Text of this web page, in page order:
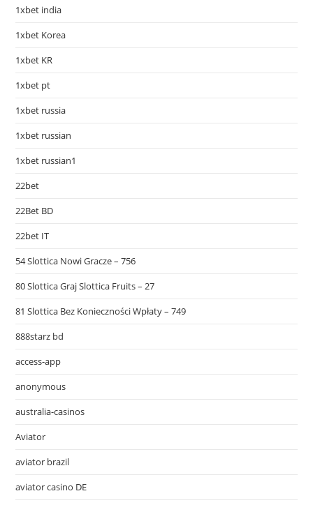
1xbet india
1xbet Korea
1xbet KR
1xbet pt
1xbet russia
1xbet russian
1xbet russian1
22bet
22Bet BD
22bet IT
54 Slottica Nowi Gracze – 756
80 Slottica Graj Slottica Fruits – 27
81 Slottica Bez Konieczności Wpłaty – 749
888starz bd
access-app
anonymous
australia-casinos
Aviator
aviator brazil
aviator casino DE